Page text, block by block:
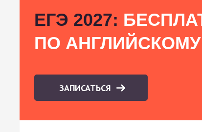
ЕГЭ 2027:
ПО АНГЛИЙСКОМУ
ЗАПИСАТЬСЯ